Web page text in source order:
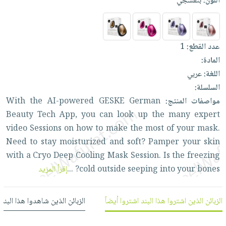
العناية
بالأسنان
الحمية
والتغذية
أدوات
المائدة
الأوعية
والتخزين
أدوات
المطبخ
الأكثر
مبيعاً
العودة
للمدارس
اكسسوارات
كتب
اكسسوارات
منزلية
اكسسوارات
ملابس
مطرزات
حقائب
حلي
عناية
بالذات
شحن
مجاني
بنود
مختارةاشتراكات
كل
الاشتراكات
القراءة
iKitab
بلا
حدود
بحث
متقدم
نيل
وفرات
عن
سياسة
الشركة
حسابك
لائحة
الأمنيات
عدد القطع:1
المادة:
اللغة:عربي
السلسلة:
مواصفات المنتج:
WiththeAI-powered GESKE German
Beauty TechApp, you canlookupthemany expert
video Sessions onhowto make the most ofyourmask.
Needto staymoisturized and soft?Pamper your skin
with aCryoDeep Cooling Mask Session. Isthefreezing
coldoutside seepingintoyourbones?
...إقرأ المزيد
الزبائن الذين اشتروا هذا البند اشتروا أيضاً الزبائن الذين شاهدوا هذا